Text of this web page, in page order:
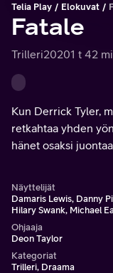
Telia Play Elokuvat
Fatale
Trilleri20201 t 42
Kun Derrick Tyler,
retkahtaa yhden
hänet osaksi
Näyttelijät
Damaris Lewis, Danny
Hilary Swank, Michael
Ohjaaja
Deon Taylor
Kategoriat
Trilleri, Draama